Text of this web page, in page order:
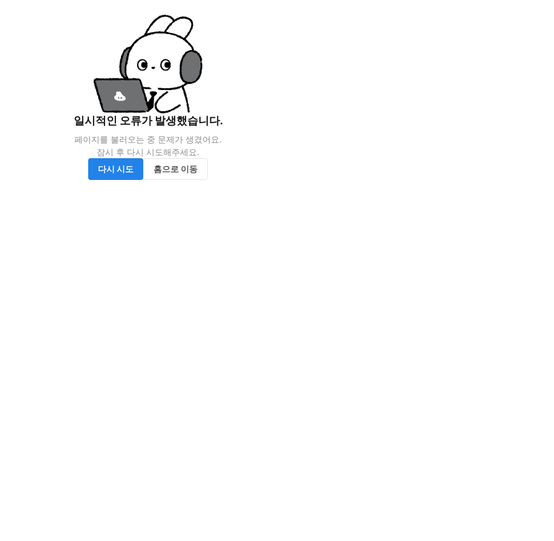
일시적인 오류가 발생했습니다.
페이지를 불러오는 중 문제가 생겼어요.
잠시 후 다시 시도해주세요.
다시 시도
홈으로 이동